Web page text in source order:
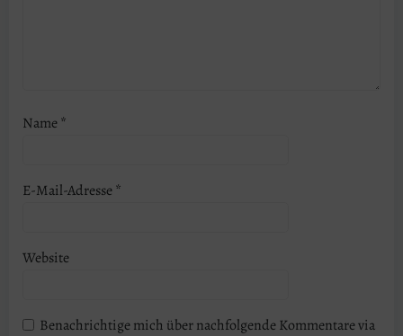
Name*
E-Mail-Adresse*
Website
Benachrichtige mich über nachfolgende Kommentare via